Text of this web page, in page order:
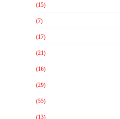
(15)
(7)
(17)
(21)
(16)
(29)
(55)
(13)